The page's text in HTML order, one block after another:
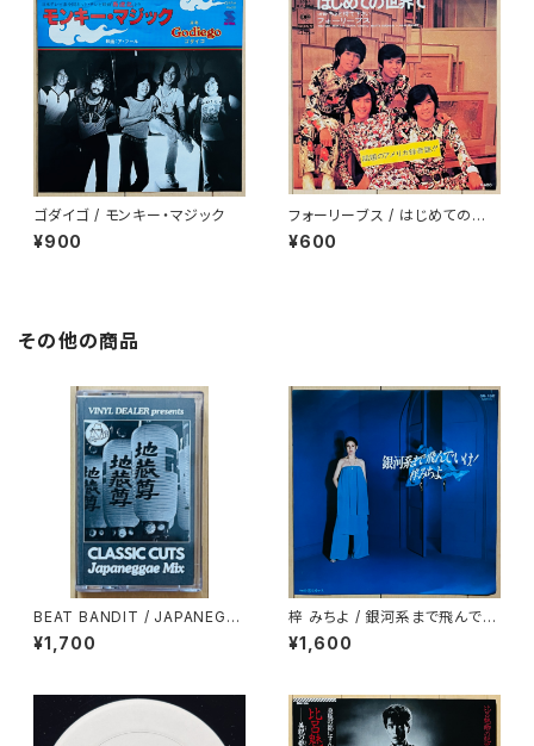
ゴダイゴ / モンキー・マジック
¥900
フォーリーブス / はじめての世
界で
¥600
その他の商品
BEAT BANDIT / JAPANEGG
AE MIX(CLASSIC CUTS)
¥1,700
梓 みちよ / 銀河系まで飛んでい
け！
¥1,600